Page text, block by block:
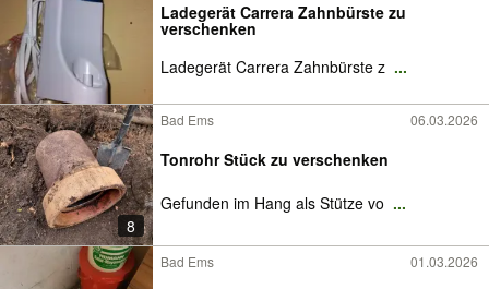
Ladegerät Carrera Zahnbürste zu
verschenken
Ladegerät Carrera Zahnbürste z ...
8
Bad Ems 06.03.2026
Tonrohr Stück zu verschenken
Gefunden im Hang als Stütze vo ...
Bad Ems 01.03.2026